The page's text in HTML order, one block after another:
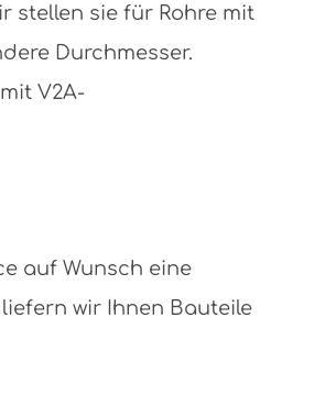
stellen sie für Rohre mit
Durchmesser.
V2A-
auf Wunsch eine
wir Ihnen Bauteile